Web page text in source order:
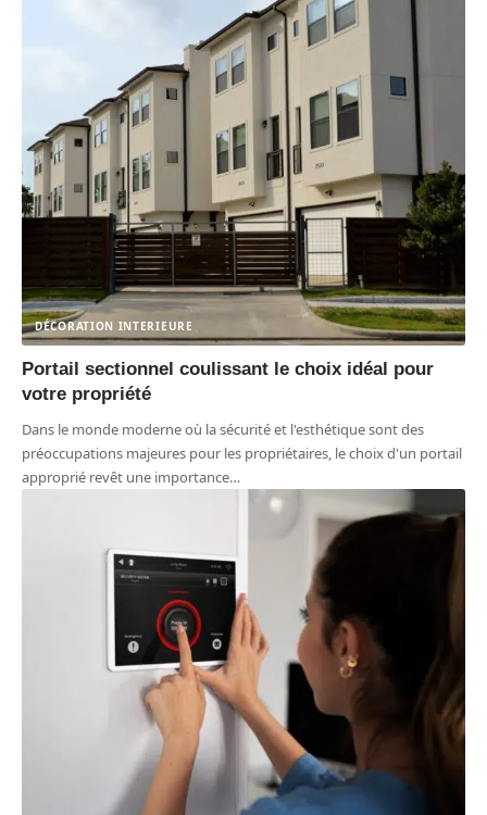
DÉCORATION INTERIEURE
Portail sectionnel coulissant le choix idéal pour
votre propriété
Dans le monde moderne où la sécurité et l'esthétique sont des
préoccupations majeures pour les propriétaires, le choix d'un portail
approprié revêt une importance…